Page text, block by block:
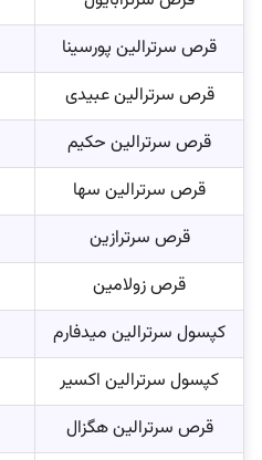
قرص سرترالین پورسینا
قرص سرترالین عبیدی
قرص سرترالین حکیم
قرص سرترالین سها
قرص سرترازین
قرص زولامین
کپسول سرترالین میدفارم
کپسول سرترالین اکسیر
قرص سرترالین هگزال